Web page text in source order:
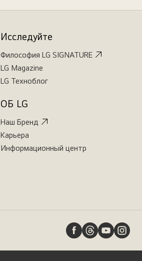
Исследуйте
Философия LG SIGNATURE
LG Magazine
LG Техноблог
ОБ LG
Наш Бренд
Карьера
Информационный центр